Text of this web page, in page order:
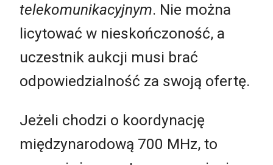
telekomunikacyjnym. Nie można
licytować w nieskończoność, a
uczestnik aukcji musi brać
odpowiedzialność za swoją ofertę.
Jeżeli chodzi o koordynację
międzynarodową 700 MHz, to